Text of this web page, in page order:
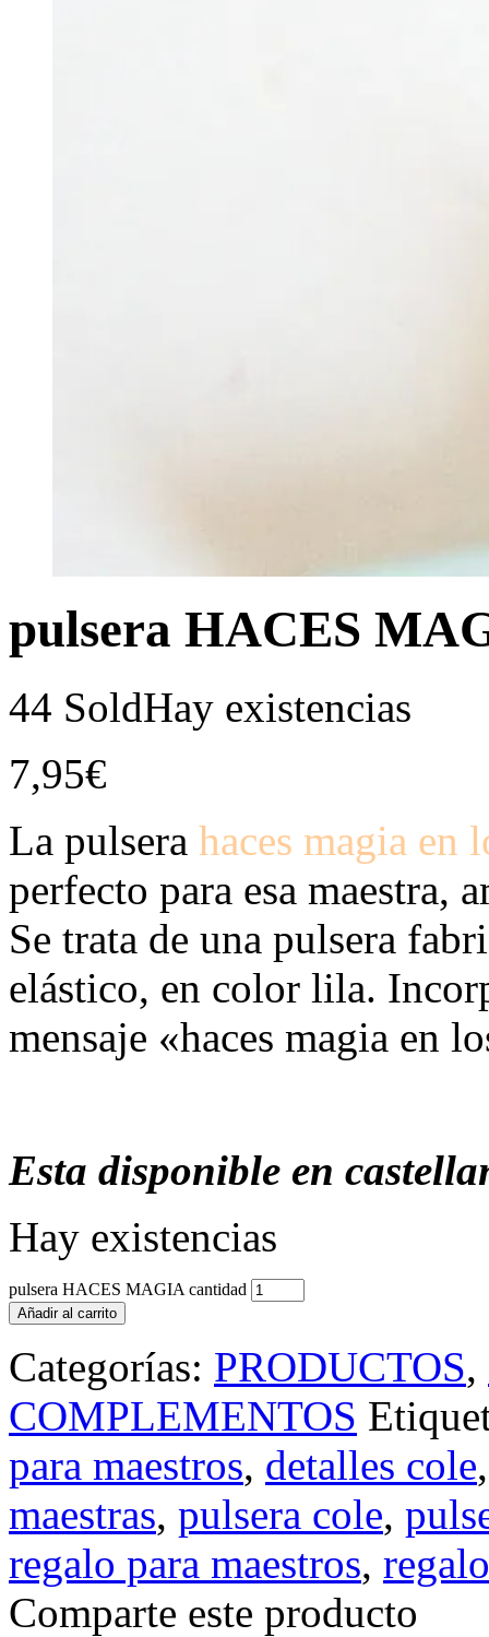
pulsera HACES
44 SoldHay existencias
7,95€
La pulsera haces magia en
perfecto para esa maestra,
Se trata de una pulsera
elástico, en color lila.
mensaje «haces magia en
Esta disponible en
Hay existencias
pulsera HACES MAGIA cantidad
Añadir al carrito
Categorías: PRODUCTOS,
COMPLEMENTOS
para maestros, detalles cole
maestras, pulsera cole,
regalo para maestros,
Comparte este producto